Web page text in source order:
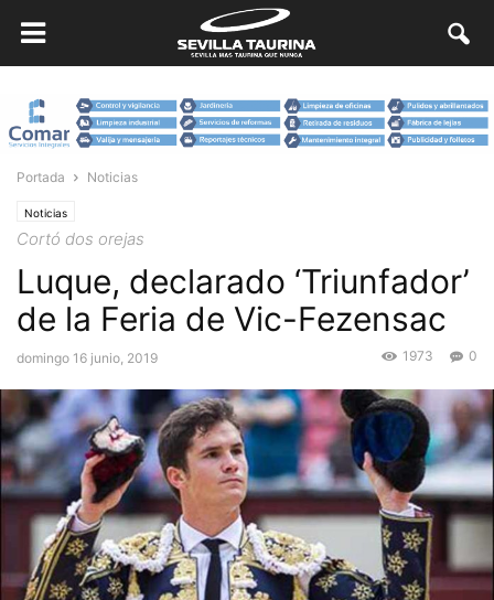
Portada Noticias
Noticias
Cortó dos orejas
Luque, declarado ‘Triunfador’
de la Feria de Vic-Fezensac
domingo 16 junio, 2019 0
1973